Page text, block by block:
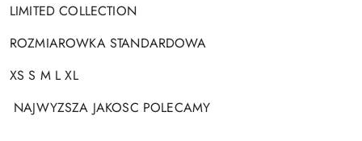
LIMITED COLLECTION
ROZMIAROWKA STANDARDOWA
XS S M L XL
NAJWYZSZA JAKOSC POLECAMY